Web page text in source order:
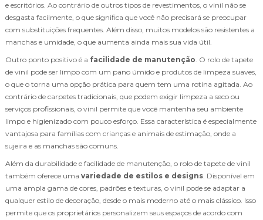
e escritórios. Ao contrário de outros tipos de revestimentos, o vinil não se
desgasta facilmente, o que significa que você não precisará se preocupar
com substituições frequentes. Além disso, muitos modelos são resistentes a
manchas e umidade, o que aumenta ainda mais sua vida útil.
Outro ponto positivo é a facilidade de manutenção. O rolo de tapete
de vinil pode ser limpo com um pano úmido e produtos de limpeza suaves,
o que o torna uma opção prática para quem tem uma rotina agitada. Ao
contrário de carpetes tradicionais, que podem exigir limpeza a seco ou
serviços profissionais, o vinil permite que você mantenha seu ambiente
limpo e higienizado com pouco esforço. Essa característica é especialmente
vantajosa para famílias com crianças e animais de estimação, onde a
sujeira e as manchas são comuns.
Além da durabilidade e facilidade de manutenção, o rolo de tapete de vinil
também oferece uma variedade de estilos e designs. Disponível em
uma ampla gama de cores, padrões e texturas, o vinil pode se adaptar a
qualquer estilo de decoração, desde o mais moderno até o mais clássico. Isso
permite que os proprietários personalizem seus espaços de acordo com